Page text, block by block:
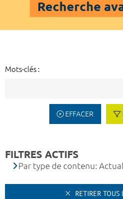
Recherche
Mots-clés :
EFFACER
FILTRES ACTIFS
Par type de contenu:
RETIRER TOUS